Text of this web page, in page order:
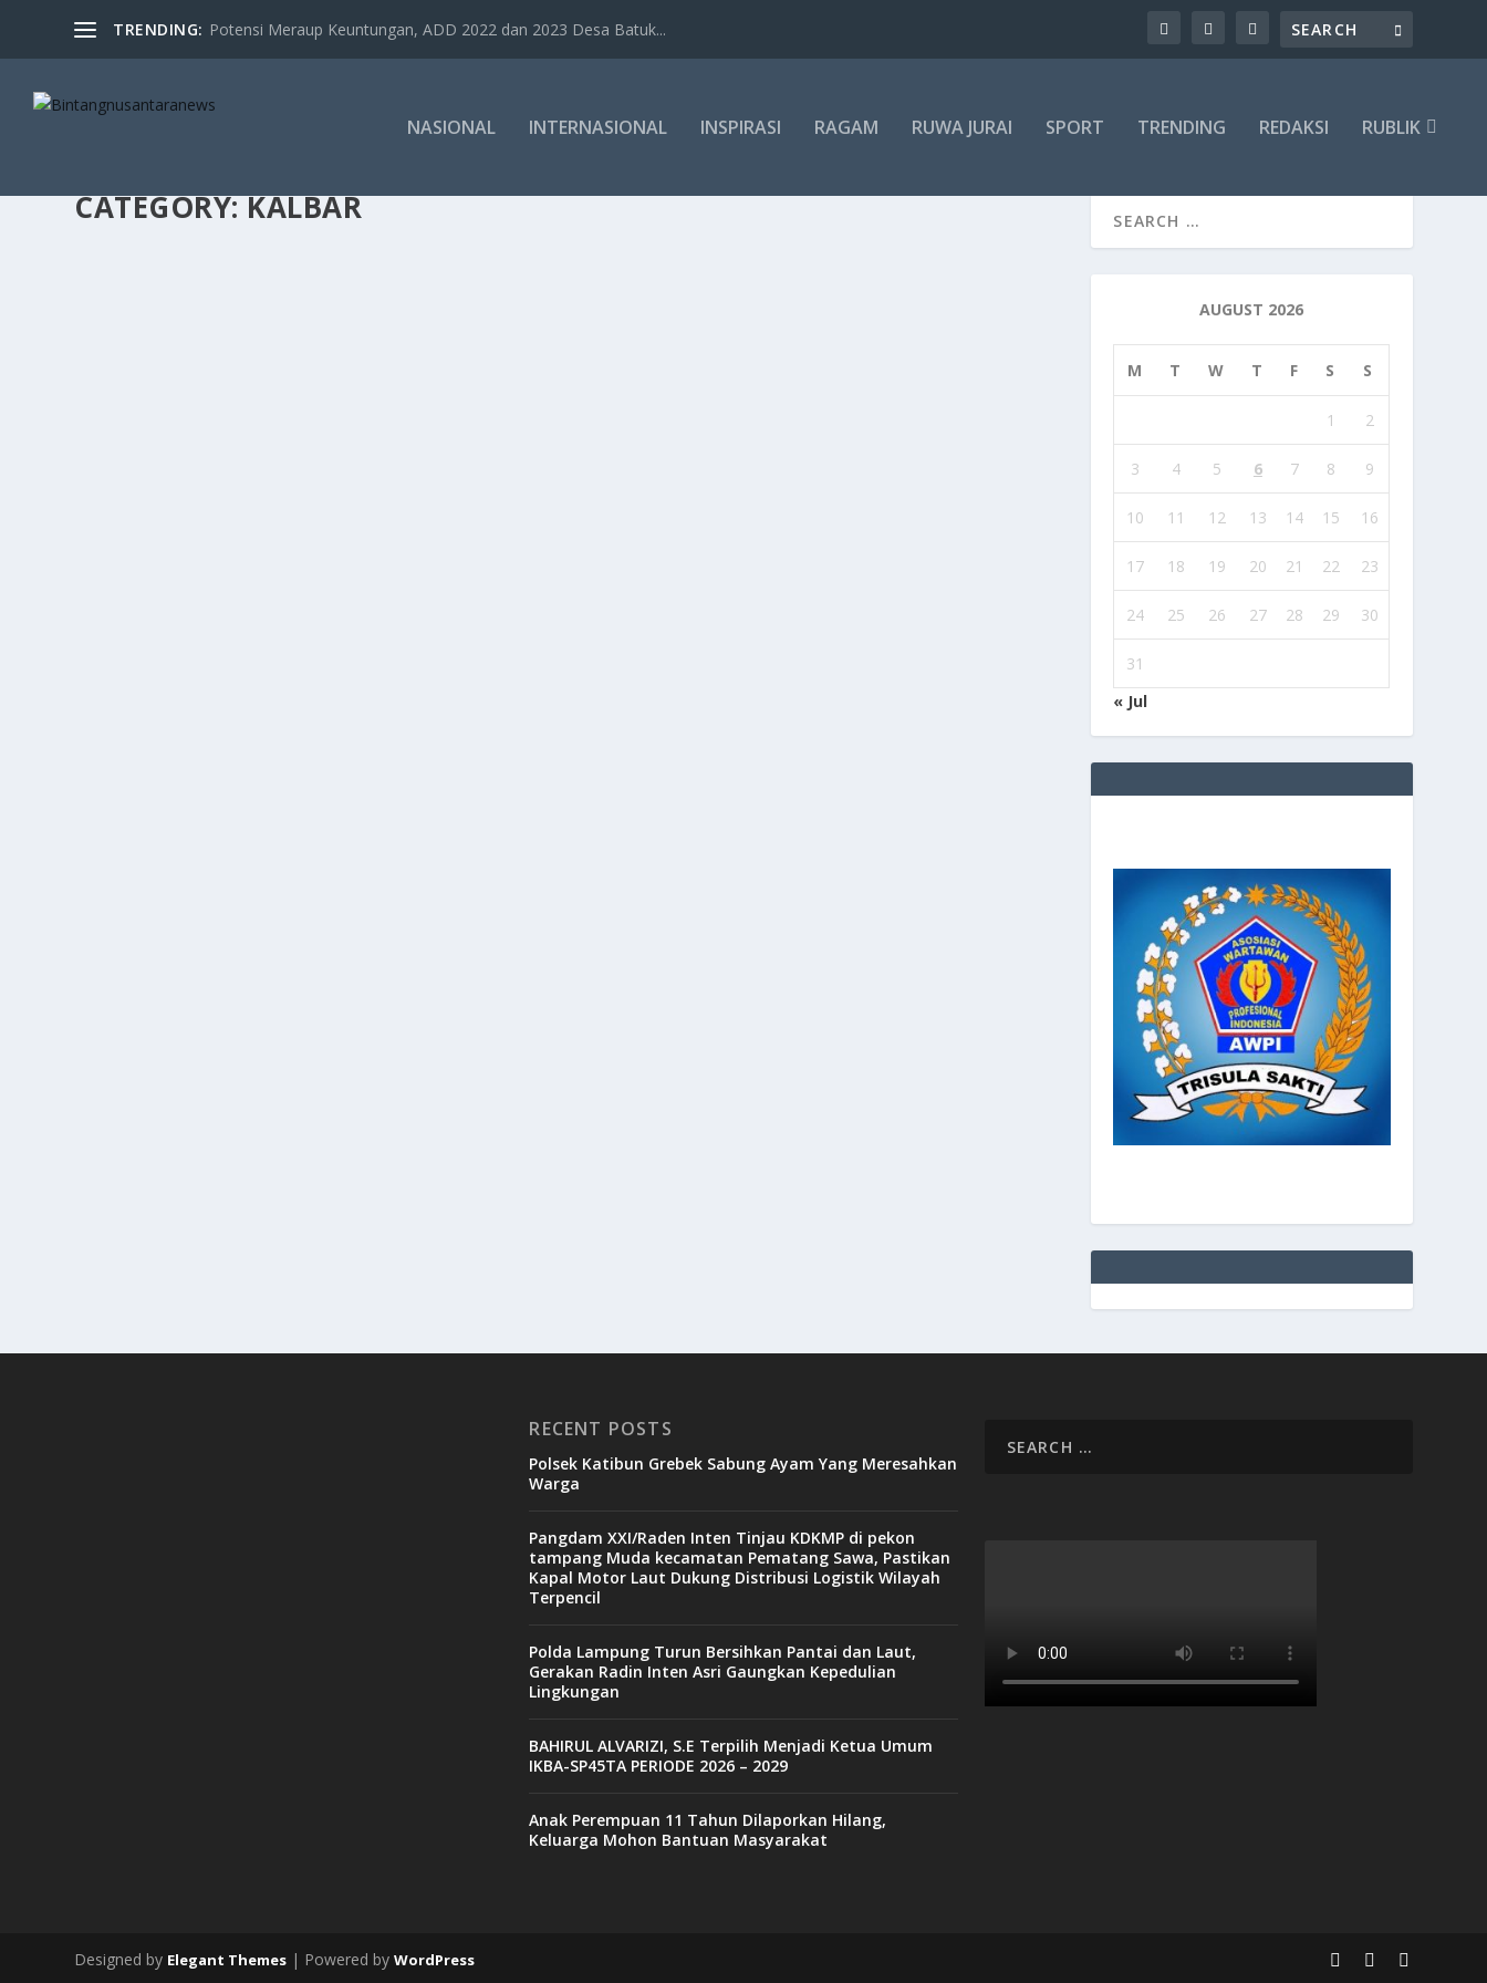
TRENDING: Potensi Meraup Keuntungan, ADD 2022 dan 2023 Desa Batuk...
NASIONAL INTERNASIONAL INSPIRASI RAGAM RUWA JURAI SPORT TRENDING REDAKSI RUBLIK
CATEGORY:KALBAR
AUGUST 2026
M T W T F S S
1 2
3 4 5 6 7 8 9
10 11 12 13 14 15 16
17 18 19 20 21 22 23
24 25 26 27 28 29 30
31
« Jul
RECENT POSTS
Polsek Katibun Grebek Sabung Ayam Yang Meresahkan
Warga
Pangdam XXI/Raden Inten Tinjau KDKMP di pekon
tampang Muda kecamatan Pematang Sawa, Pastikan
Kapal Motor Laut Dukung Distribusi Logistik Wilayah
Terpencil
Polda Lampung Turun Bersihkan Pantai dan Laut,
Gerakan Radin Inten Asri Gaungkan Kepedulian
Lingkungan
BAHIRUL ALVARIZI, S.E Terpilih Menjadi Ketua Umum
IKBA-SP45TA PERIODE 2026 – 2029
Anak Perempuan 11 Tahun Dilaporkan Hilang,
Keluarga Mohon Bantuan Masyarakat
Designed by Elegant Themes | Powered byWordPress